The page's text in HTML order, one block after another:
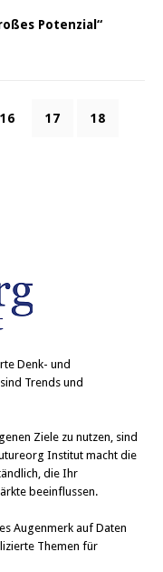
Potenzial“
16 17 18
Denk- und
Trends und
Ziele zu nutzen, sind
Institut macht die
die Ihr
beeinflussen.
Augenmerk auf Daten
Themen für